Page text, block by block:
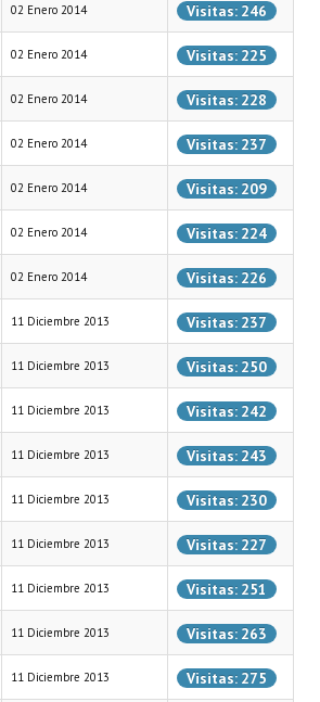
Letrada
Coordinadora
Públicas
02 Enero 2014 Visitas: 246
02 Enero 2014 Visitas: 225
02 Enero 2014 Visitas: 228
02 Enero 2014 Visitas: 237
02 Enero 2014 Visitas: 209
02 Enero 2014 Visitas: 224
02 Enero 2014 Visitas: 226
11 Diciembre 2013 Visitas: 237
11 Diciembre 2013 Visitas: 250
11 Diciembre 2013 Visitas: 242
11 Diciembre 2013 Visitas: 243
11 Diciembre 2013 Visitas: 230
11 Diciembre 2013 Visitas: 227
11 Diciembre 2013 Visitas: 251
11 Diciembre 2013 Visitas: 263
11 Diciembre 2013 Visitas: 275